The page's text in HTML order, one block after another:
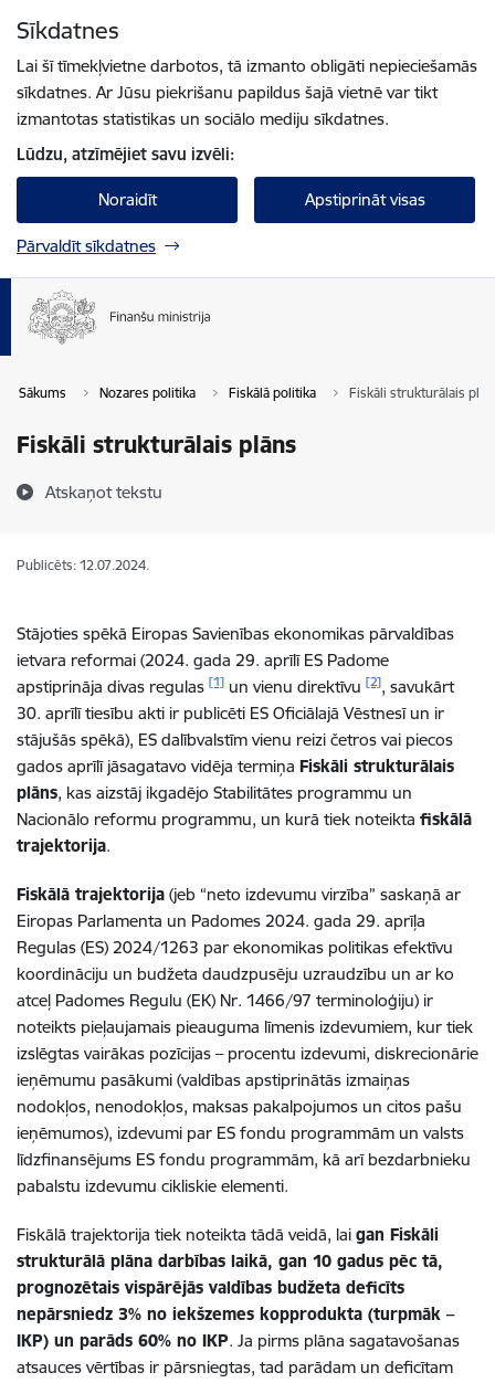
Sīkdatnes
Lai šī tīmekļvietne darbotos, tā izmanto obligāti nepieciešamās
sīkdatnes. Ar Jūsu piekrišanu papildus šajā vietnē var tikt
izmantotas statistikas un sociālo mediju sīkdatnes.
Lūdzu, atzīmējiet savu izvēli:
Noraidīt Apstiprināt visas
Pārvaldīt sīkdatnes
Sākums Nozares politika Fiskālā politika Fiskāli strukturālais
Fiskāli strukturālais plāns
Atskaņot tekstu
Publicēts: 12.07.2024.
Stājoties spēkā Eiropas Savienības ekonomikas pārvaldības
ietvara reformai (2024. gada 29. aprīlī ES Padome
apstiprināja divas regulas [1] un vienu direktīvu [2], savukārt
30. aprīlī tiesību akti ir publicēti ES Oficiālajā Vēstnesī un ir
stājušās spēkā), ES dalībvalstīm vienu reizi četros vai piecos
gados aprīlī jāsagatavo vidēja termiņa Fiskāli strukturālais
plāns, kas aizstāj ikgadējo Stabilitātes programmu un
Nacionālo reformu programmu, un kurā tiek noteikta fiskālā
trajektorija.
Fiskālā trajektorija (jeb “neto izdevumu virzība” saskaņā ar
Eiropas Parlamenta un Padomes 2024. gada 29. aprīļa
Regulas (ES) 2024/1263 par ekonomikas politikas efektīvu
koordināciju un budžeta daudzpusēju uzraudzību un ar ko
atceļ Padomes Regulu (EK) Nr. 1466/97 terminoloģiju) ir
noteikts pieļaujamais pieauguma līmenis izdevumiem, kur tiek
izslēgtas vairākas pozīcijas – procentu izdevumi, diskrecionārie
ieņēmumu pasākumi (valdības apstiprinātās izmaiņas
nodokļos, nenodokļos, maksas pakalpojumos un citos pašu
ieņēmumos), izdevumi par ES fondu programmām un valsts
līdzfinansējums ES fondu programmām, kā arī bezdarbnieku
pabalstu izdevumu cikliskie elementi.
Fiskālā trajektorija tiek noteikta tādā veidā, lai gan Fiskāli
strukturālā plāna darbības laikā, gan 10 gadus pēc tā,
prognozētais vispārējās valdības budžeta deficīts
nepārsniedz 3% no iekšzemes kopprodukta (turpmāk –
IKP) un parāds 60% no IKP. Ja pirms plāna sagatavošanas
atsauces vērtības ir pārsniegtas, tad parādam un deficītam